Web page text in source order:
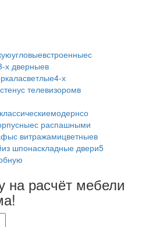
угловыевстроенныес
х дверныев
светлые4-х
с телевизоромв
классическиемодернсо
с распашными
с витражамицветныев
из шпонаскладные двери5
на расчёт мебели